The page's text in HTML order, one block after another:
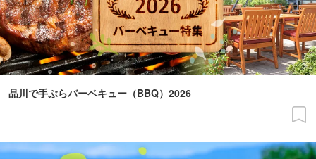
品川で手ぶらバーベキュー（BBQ）2026